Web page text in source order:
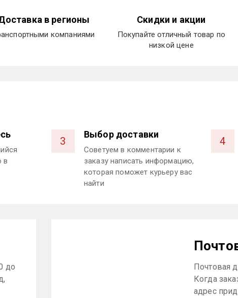
в регионы
компаниями
Скидки и акции
Покупайте отличный товар по
низкой цене
в
3
Выбор доставки
Советуем в комментарии к
заказу написать информацию,
которая поможет курьеру вас
найти
4
до
Почтовая
Когда
адрес